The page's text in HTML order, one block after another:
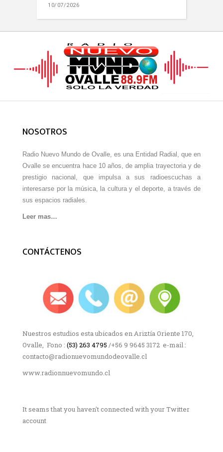
10/07/2026
NOSOTROS
Radio Nuevo Mundo de Ovalle, es una Entidad Radial, que en
Ovalle se encuentra hace 10 años, de amplia trayectoria y de
prestigio nacional, que impulsa a sus radioescuchas a
interesarse por la música, la cultura y el deporte, a través de
sus espacios radiales.
Leer mas…
CONTÁCTENOS
Nuestros estudios esta ubicados en Ariztía Oriente 170,
Ovalle, Fono : (53) 263 4795 /+56 9 9645 3172 e-mail :
contacto@radionuevomundodeovalle.cl
www.radionnuevomundo.cl
It seams that you haven't connected with your Twitter
account